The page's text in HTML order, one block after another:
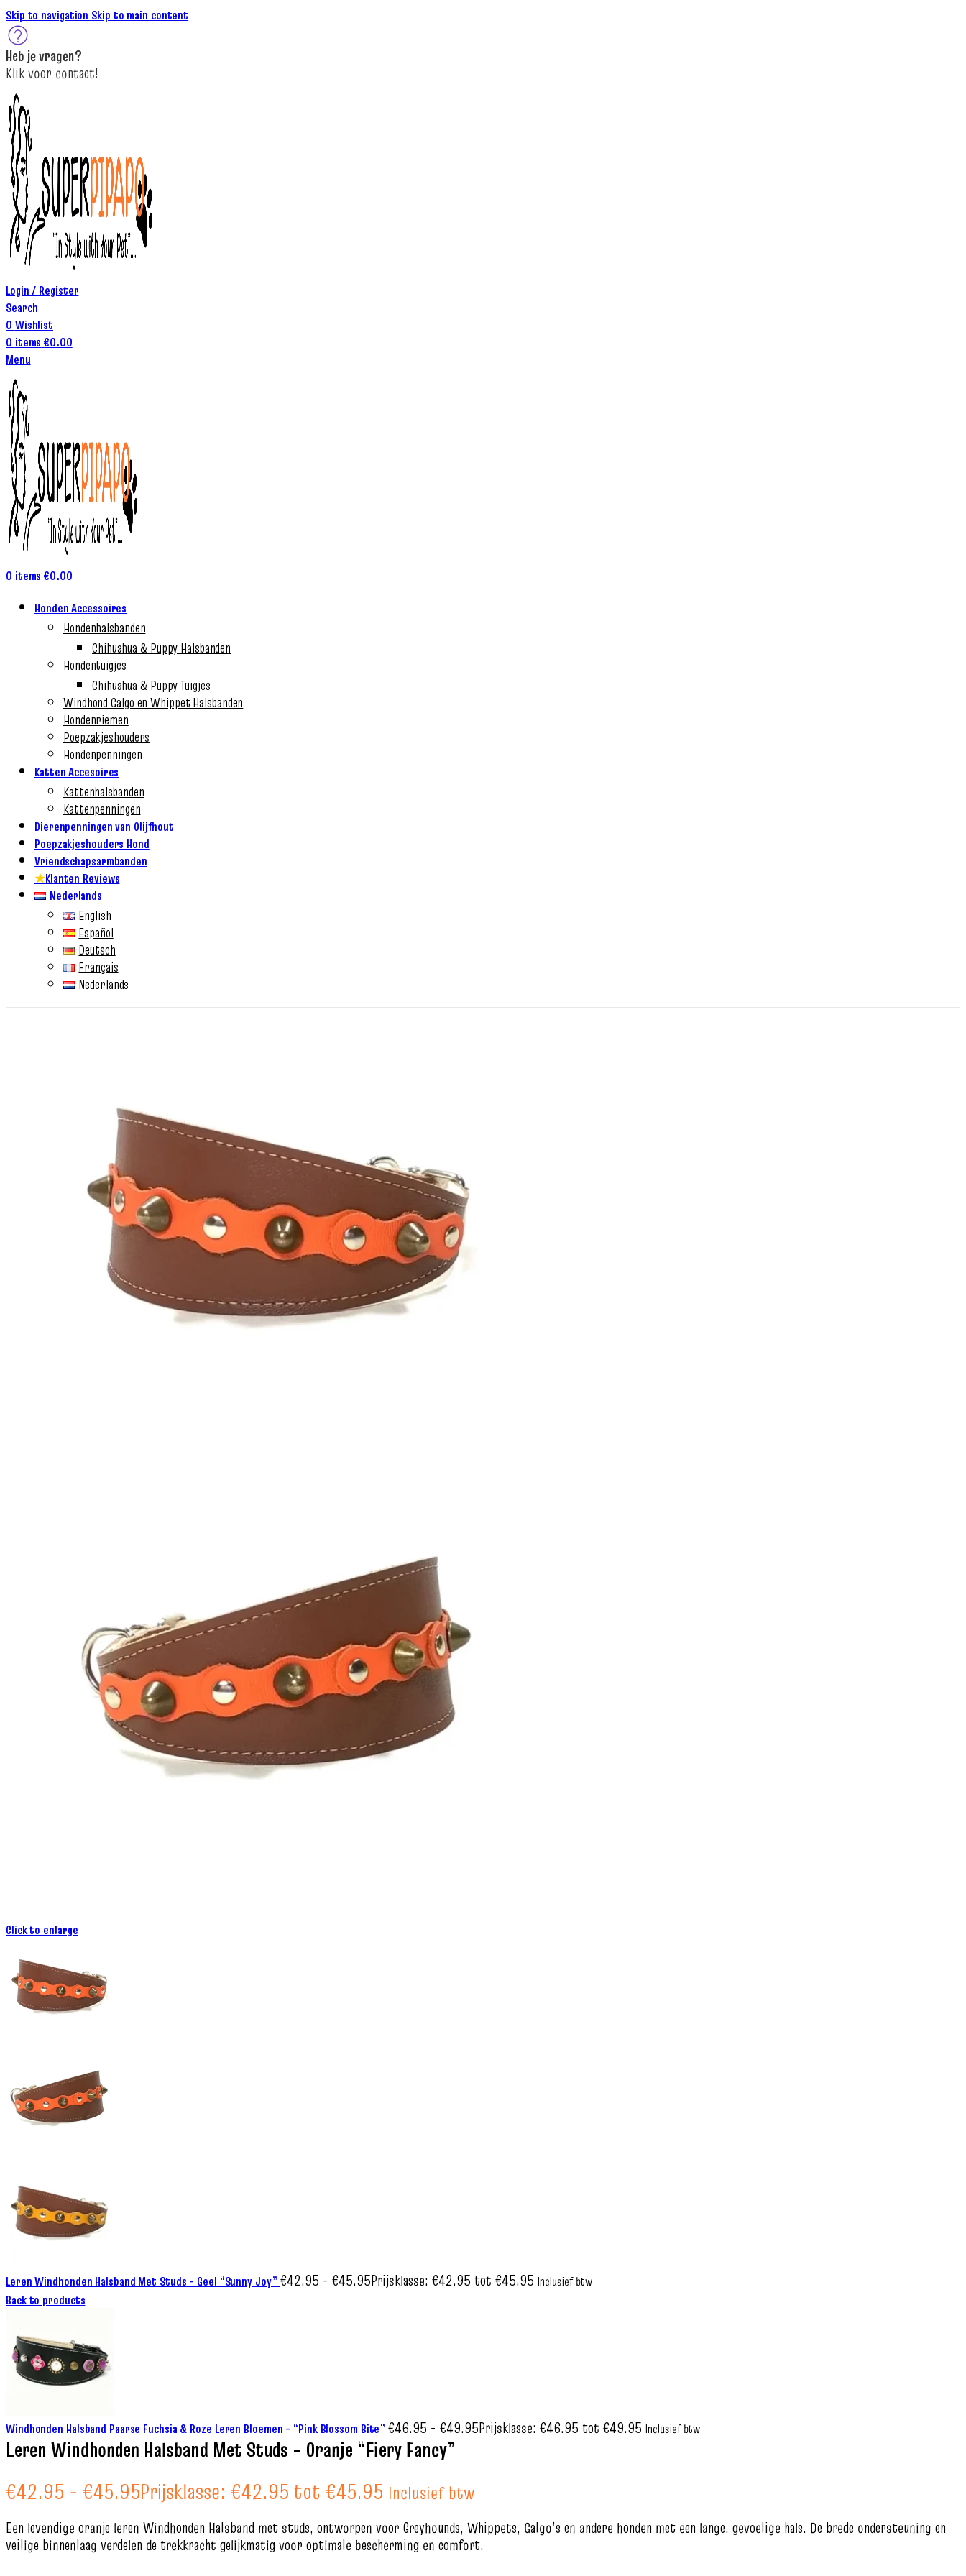
Skip to navigation Skip to main content
Heb jevragen?
Klikvoor contact!
Login / Register
Search
0 Wishlist
0 items €0.00
Menu
0 items €0.00
Honden Accessoires
Hondenhalsbanden
Chihuahua & Puppy Halsbanden
Hondentuigjes
Chihuahua & Puppy Tuigjes
Windhond Galgo en Whippet Halsbanden
Hondenriemen
Poepzakjeshouders
Hondenpenningen
Katten Accesoires
Kattenhalsbanden
Kattenpenningen
Dierenpenningen van Olijfhout
Poepzakjeshouders Hond
Vriendschapsarmbanden
★Klanten Reviews
Nederlands
English
Español
Deutsch
Français
Nederlands
Click to enlarge
Leren Windhonden Halsband Met Studs – Geel “Sunny Joy” €42.95 - €45.95Prijsklasse: €42.95 tot €45.95 Inclusief btw
Back to products
Windhonden Halsband Paarse Fuchsia & Roze Leren Bloemen – “Pink Blossom Bite”€46.95 - €49.95Prijsklasse: €46.95 tot €49.95 Inclusief btw
Leren Windhonden Halsband Met Studs – Oranje “Fiery Fancy”
€42.95 - €45.95Prijsklasse: €42.95 tot €45.95 Inclusief btw
Een levendige oranje leren Windhonden Halsband met studs, ontworpen voor Greyhounds, Whippets, Galgo’s en andere honden met een lange, gevoelige hals. De brede ondersteuning en
veilige binnenlaag verdelen de trekkracht gelijkmatig voor optimale bescherming en comfort.